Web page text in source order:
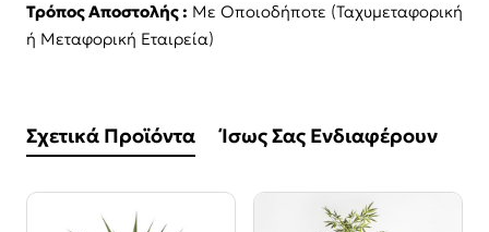
Τρόπος Αποστολής : Με Οποιοδήποτε (Ταχυμεταφορική
ή Μεταφορική Εταιρεία)
Σχετικά Προϊόντα Ίσως Σας Ενδιαφέρουν